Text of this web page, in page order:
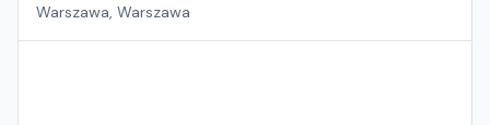
Warszawa, Warszawa